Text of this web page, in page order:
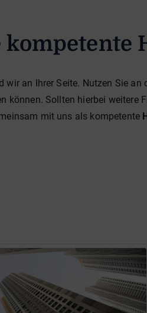
wir an Ihrer Seite. Nutzen Sie
können. Sollten hierbei weitere
mit uns als kompetente